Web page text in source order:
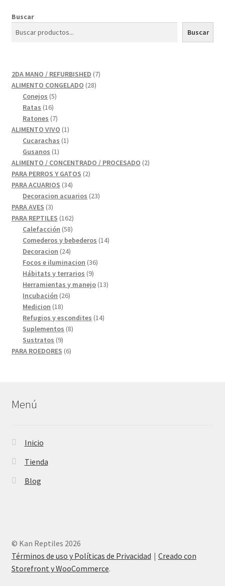
Buscar
Buscar
2DA MANO / REFURBISHED 77
ALIMENTO CONGELADO 2828
Conejos 55
Ratas 1616
productos
Ratones 77
productos
ALIMENTO VIVO 11
producto
Cucarachas 11
Gusanos 11
producto
ALIMENTO / CONCENTRADO / PROCESADO 22
PARA PERROS Y GATOS 22
PARA ACUARIOS 3434
productos
Decoracion acuarios 2323
PARA AVES 33
productos
PARA REPTILES 162162
productos
Calefacción 5858
productos
Comederos y bebederos 1414
Decoracion 2424
productos
Focos e iluminacion 3636
Hábitats y terrarios 99
productos
Herramientas y manejo 1313
Incubación 2626
Medicion 1818
productos
Refugios y escondites 1414
Suplementos 88
Sustratos 99
productos
PARA ROEDORES 66
Menú
Inicio
Tienda
Blog
© Kan Reptiles 2026
Términos de uso y Políticas de Privacidad
Creado con
Storefront y WooCommerce.